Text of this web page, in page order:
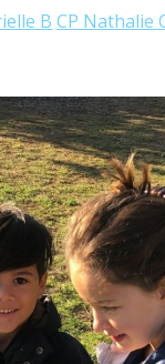
B CP Nathalie